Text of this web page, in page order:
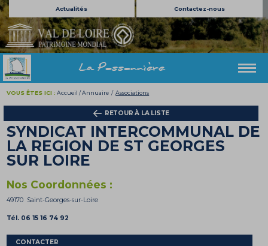
Actualités Contactez-nous
La Possonnière
VOUS ÊTES ICI : Accueil /Annuaire /Associations
RETOUR À LA LISTE
SYNDICAT INTERCOMMUNAL DE
LA REGION DE ST GEORGES
SUR LOIRE
Nos Coordonnées :
49170 Saint-Georges-sur-Loire
Tél. 06 15 16 74 92
CONTACTER